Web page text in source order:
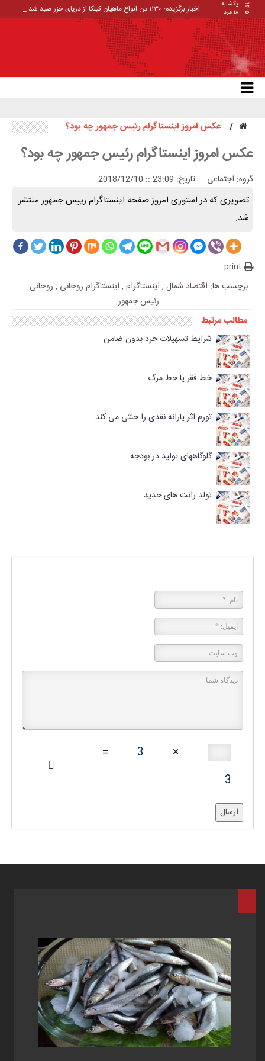
۱۴۰۵
یکشنبه
۱۸ مرد
اخبار برگزیده: ۱۱۳۰ تن انواع ماهیان کیلکا از دریای خزر صید شد _
عکس امروز اینستاگرام رئیس جمهور چه بود؟
عکس امروز اینستاگرام رئیس جمهور چه بود؟
گروه: اجتماعی تاریخ: 23:09 :: 2018/12/10
تصویری که در استوری امروز صفحه اینستاگرام رییس جمهور منتشر
شد.
print
برچسب ها: اقتصاد شمال , اینستاگرام , اینستاگرام روحانی , روحانی
رئیس جمهور
مطالب مرتبط
شرایط تسهیلات خرد بدون ضامن
خط فقر یا خط مرگ
تورم اثر یارانه نقدی را خنثی می کند
گلوگاههای تولید در بودجه
تولد رانت های جدید
×
3
=
3
ارسال